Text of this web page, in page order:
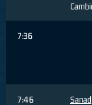
7:36
7:46
Sanad